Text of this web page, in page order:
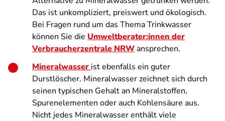
Das ist unkompliziert, preiswert und ökologisch.
Bei Fragen rund um das Thema Trinkwasser
können Sie die Umweltberater:innen der
Verbraucherzentrale NRWansprechen.
Mineralwasser ist ebenfalls ein guter
Durstlöscher. Mineralwasser zeichnet sich durch
seinen typischen Gehalt an Mineralstoffen,
Spurenelementen oder auch Kohlensäure aus.
Nicht jedes Mineralwasser enthält viele